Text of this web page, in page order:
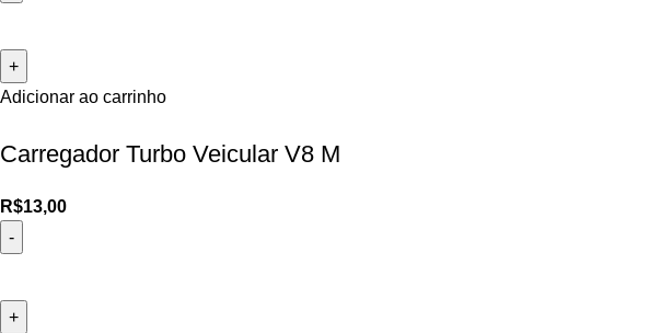
Adicionar ao carrinho
Carregador Turbo Veicular V8 M
R$13,00